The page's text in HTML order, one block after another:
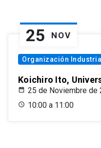
25 NOV
Organización Industrial
Koichiro Ito,
25 de Noviembre de
10:00 a 11:00